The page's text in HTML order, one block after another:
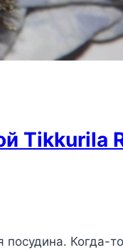
Tikkurila
Когда-